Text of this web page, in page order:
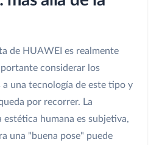
de HUAWEI es realmente
considerar los
a una tecnología de este tipo y
por recorrer. La
humana es subjetiva,
una "buena pose" puede